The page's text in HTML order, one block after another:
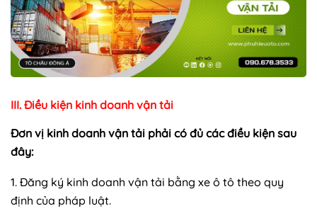
III. Điều kiện kinh doanh vận tải
Đơn vị kinh doanh vận tải phải có đủ các điều kiện sau
đây:
1. Đăng ký kinh doanh vận tải bằng xe ô tô theo quy
định của pháp luật.